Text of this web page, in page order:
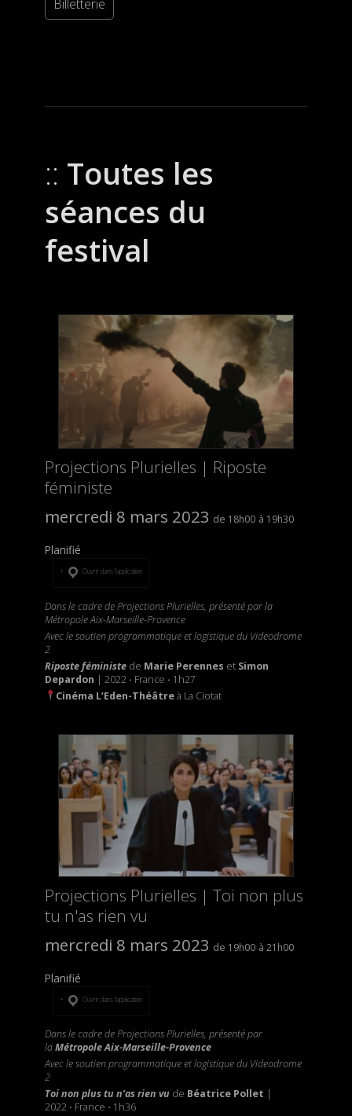
Billetterie
Toutes les
séances du
festival
Projections Plurielles | Riposte
féministe
mercredi 8 mars 2023
18h00 19h30
Planifié
Ouvrir dans l’application
Dans le cadre de Projections Plurielles, présenté par la
Métropole Aix-Marseille-Provence
Avec le soutien programmatique et logistique du Videodrome
2
Riposte féministede Marie Perennes et Simon
Depardon | 2022 · France · 1h27
Cinéma L’Eden-Théâtreà La Ciotat
Projections Plurielles | Toi non plus
tu n'as rien vu
mercredi 8 mars 2023
19h00 21h00
Planifié
Ouvrir dans l’application
Dans le cadre de Projections Plurielles, présenté par
laMétropole Aix-Marseille-Provence
Avec le soutien programmatique et logistique du Videodrome
2
Toi non plus tu n’as rien vude Béatrice Pollet |
2022 · France · 1h36